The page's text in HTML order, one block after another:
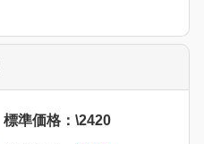
標準価格：\2420